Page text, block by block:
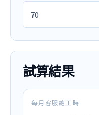
試算結果
每月客服總工時